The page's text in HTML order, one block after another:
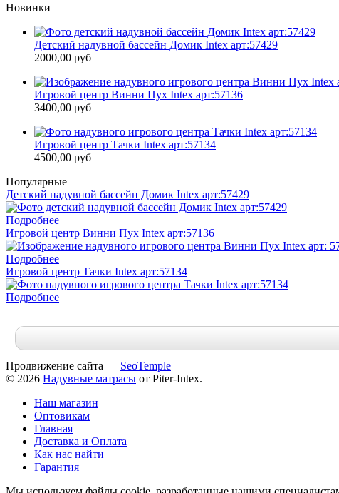
Новинки
Детский надувной бассейн Домик Intex арт:57429
2000,00 руб
Игровой центр Винни Пух Intex арт:57136
3400,00 руб
Игровой центр Тачки Intex арт:57134
4500,00 руб
Популярные
Детский надувной бассейн Домик Intex арт:57429
Подробнее
Игровой центр Винни Пух Intex арт:57136
Подробнее
Игровой центр Тачки Intex арт:57134
Подробнее
Продвижение сайта — SeoTemple
© 2026 Надувные матрасы от Piter-Intex.
Наш магазин
Оптовикам
Главная
Доставка и Оплата
Как нас найти
Гарантия